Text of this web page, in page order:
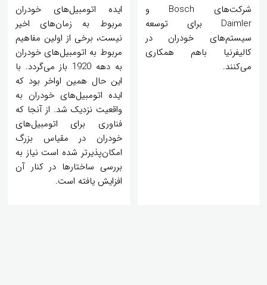
شرکت‌های Bosch و
Daimler برای توسعه
سیستم‌های خودران در
کالیفرنیا باهم همکاری
می‌کنند.
ایده اتومبیل‌های خودران
مربوط به زمان‌های اخیر
نیست، برخی از اولین مفاهیم
مربوط به اتومبیل‌های خودران
به دهه 1920 باز می‌گردد. با
این حال همین اواخر بود که
ایده اتومبیل‌های خودران به
واقعیت نزدیک شد. از آنجا که
فناوری برای اتومبیل‌های
خودران در مقیاس بزرگ
امکان‌پذیرتر شده است نیاز به
بررسی ساختارها در کنار آن
افزایش یافته است.